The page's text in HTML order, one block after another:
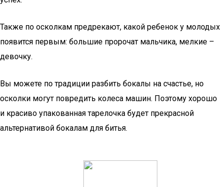
Также по осколкам предрекают, какой ребенок у молодых
появится первым: большие пророчат мальчика, мелкие –
девочку.
Вы можете по традиции разбить бокалы на счастье, но
осколки могут повредить колеса машин. Поэтому хорошо
и красиво упакованная тарелочка будет прекрасной
альтернативой бокалам для битья.